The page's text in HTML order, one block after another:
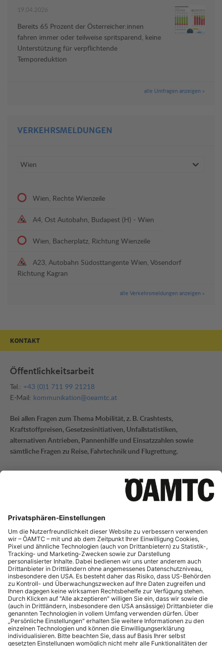
19.04.2026
Bereits 65 Prozent der Österreicher:innen
fahren immer oder teilweise spritsparend, keine
Unterstützung für verpflichtende
Temporeduktion
alle Umfragen anzeigen »
VERKEHRSMELDUNGEN
Wien, Rechte Wienzeile
A4, Ost Autobahn, Budapest (H) - Wien
Wien, Bacherplatz, Richtung Wienzeile
A23, Autobahn Südosttangente Wien, Vösendorf
Richtung Kagran
alle Verkehrsmeldungen anzeigen »
KONTAKT
Öffentlichkeitsarbeit
Tel.: +43 (0)1 711 99 21218
E-Mail: kommunikation@oeamtc.at
Bei allen Fragen zum Thema Mobilität, z. B. Crashtests,
Kraftstoffpreisen, Gesetzesinitiativen, Unfallstatistiken,
alternativen Antrieben, Pannenhilfe und Einsatzzahlen sowie
sämtliche Fragen zu Reise, Fahrtechnik und Flugrettung.
E-Mail:
mi-presse@oeamtc.at
Bei Fragen zur aktuellen Verkehrslage und Straßeninfrastruktur
sowie Telematik.
Portale
auto touring